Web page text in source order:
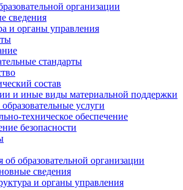
организации
сведения
и органы управления
стандарты
состав
и иные виды материальной поддержки
услуги
техническое обеспечение
безопасности
об образовательной организации
сведения
и органы управления